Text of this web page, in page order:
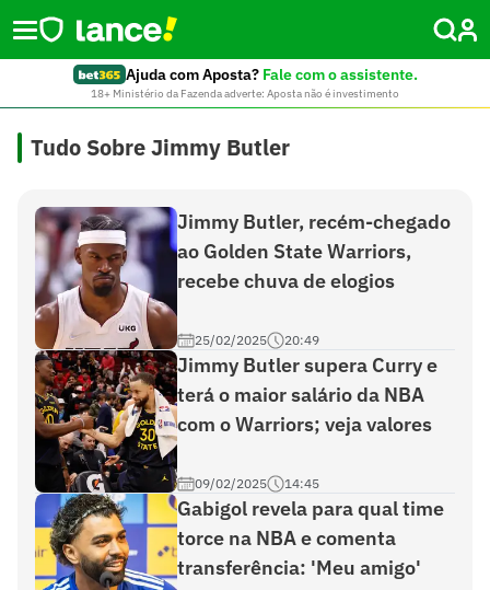
Ajuda com Aposta? Fale com o assistente.
18+ Ministério da Fazenda adverte: Aposta não é investimento
Tudo Sobre Jimmy Butler
Jimmy Butler, recém-chegado
ao Golden State Warriors,
recebe chuva de elogios
25/02/2025 20:49
Jimmy Butler supera Curry e
terá o maior salário da NBA
com o Warriors; veja valores
09/02/2025 14:45
Gabigol revela para qual time
torce na NBA e comenta
transferência: 'Meu amigo'